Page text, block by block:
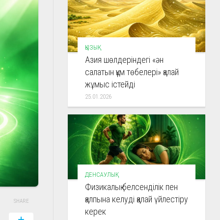
SHARE
ҚЫЗЫҚ
Азия шөлдеріндегі «ән
салатын құм төбелері» қалай
жұмыс істейді
25.01.2026
ДЕНСАУЛЫҚ
Физикалық белсенділік пен
қалпына келуді қалай үйлестіру
керек